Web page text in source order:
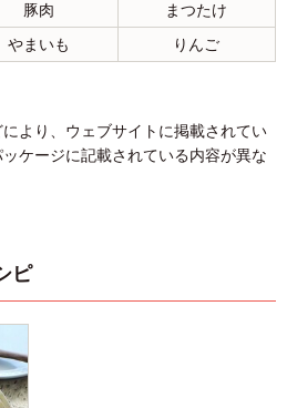
豚肉
まつたけ
やまいも
りんご
より、ウェブサイトに掲載されてい
ケージに記載されている内容が異な
ピ